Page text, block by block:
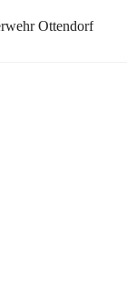
Ottendorf